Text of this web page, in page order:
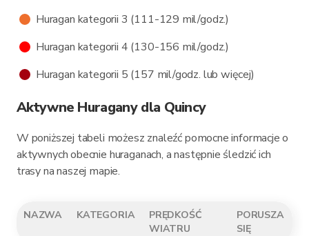
Huragan kategorii 3 (111-129 mil/godz.)
Huragan kategorii 4 (130-156 mil/godz.)
Huragan kategorii 5 (157 mil/godz. lub więcej)
Aktywne Huragany dla Quincy
W poniższej tabeli możesz znaleźć pomocne informacje o
aktywnych obecnie huraganach, a następnie śledzić ich
trasy na naszej mapie.
NAZWA KATEGORIA
PRĘDKOŚĆ
WIATRU
PORUSZA
SIĘ